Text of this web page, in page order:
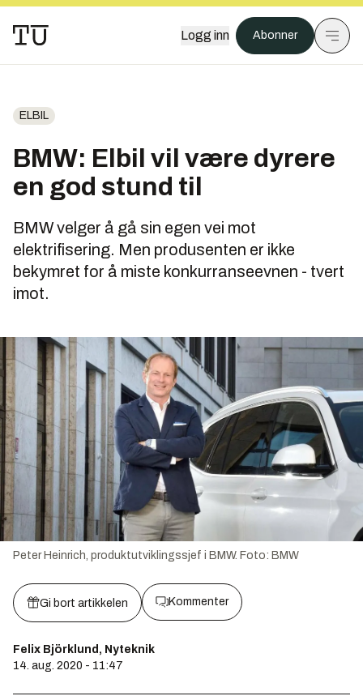
Logg inn Abonner
ELBIL
BMW: Elbil vil være dyrere
en god stund til
BMW velger å gå sin egen vei mot
elektrifisering. Men produsenten er ikke
bekymret for å miste konkurranseevnen - tvert
imot.
Peter Heinrich, produktutviklingssjef i BMW. Foto: BMW
Gi bort artikkelen Kommenter
Felix Björklund, Nyteknik
14. aug. 2020 - 11:47